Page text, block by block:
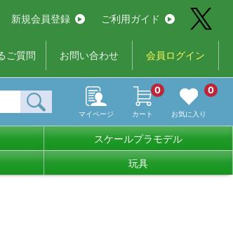
新規会員登録 ご利用ガイド
ご質問 お問い合わせ 会員ログイン
マイページ カート
0
お気に入り
0
スケールプラモデル
玩具